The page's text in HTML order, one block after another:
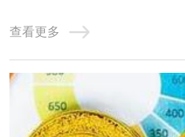
要申请过桥资金应急。除企业
求，如房屋买卖。过桥业务：
或有业务需求的公司及个人，将
查看更多